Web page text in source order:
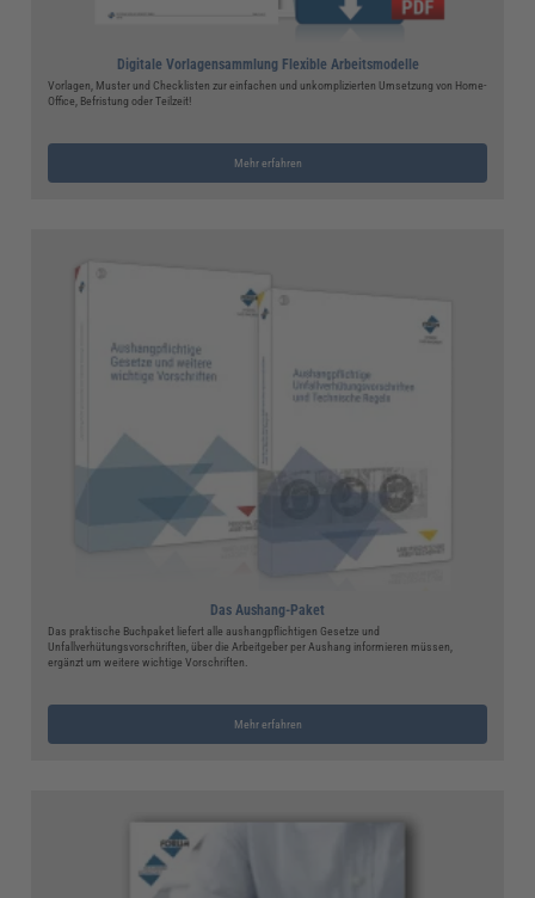
Digitale Vorlagensammlung Flexible Arbeitsmodelle
Vorlagen, Muster und Checklisten zur einfachen und unkomplizierten Umsetzung von Home-
Office, Befristung oder Teilzeit!
Mehr erfahren
Das Aushang-Paket
Das praktische Buchpaket liefert alle aushangpflichtigen Gesetze und
Unfallverhütungsvorschriften, über die Arbeitgeber per Aushang informieren müssen,
ergänzt um weitere wichtige Vorschriften.
Mehr erfahren